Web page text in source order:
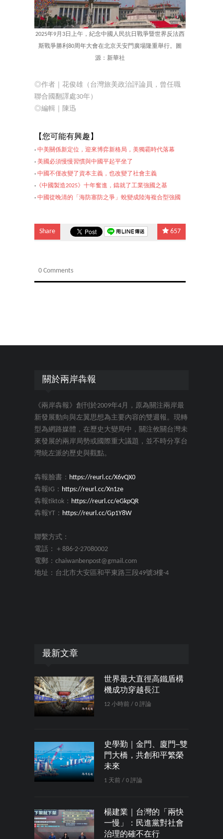
2025年9月3日上午，紀念中國人民抗日戰爭暨世界反法西
斯戰爭勝利80周年大會在北京天安門廣場隆重舉行。圖
源：新華社
◎作者｜花俊雄（台灣旅美政治評論員，曾任職
聯合國翻譯處30年）
◎編輯｜陳迅
【您可能有興趣】
‧ 中美關係新定位，迎來博弈新格局，美獨霸時代落幕
‧ 美國必須慢慢習慣與中國平起平坐了
‧ 中國不僅改變了資本主義，也改變了社會主義
‧ 《中國製造2025》十年奮進，鑄就了工業強國之基
‧ 中國從晚清的「海防塞防之爭」蛻變成陸海複合型強國
Share 657
0 Comments
關於兩岸犇報
《兩岸犇報》創刊於2009年4月，原為關注兩岸最
新發展動向與左翼思想為主要內容的雙週報。現轉
型為網路媒體，在歷史大變局中，關注攸關台灣未
來發展的兩岸局勢或國際重大議題，並不時分享台
灣統左派的歷史與觀點。
犇報臉書： https://reurl.cc/X6vQX0
犇報IG： https://reurl.cc/Xn1ze
犇報tiktok： https://reurl.cc/eGkpQR
犇報YT： https://reurl.cc/Gp1Y8W
聯繫方式：
電話：＋886-2-27080002
電郵：chaiwanbenpost@gmail.com
地址：台北市大安區和平東路三段49號3樓-4
最新文章
世界最大直徑高鐵盾構
機成功穿越長江
12 小時前 / 0 評論
史學勤｜金門、廈門─雙
門大橋，共創和平繁榮
未來
1 天前 / 0 評論
楊建業｜台灣的「兩快
一慢」：民進黨對社會
治理的確不在行